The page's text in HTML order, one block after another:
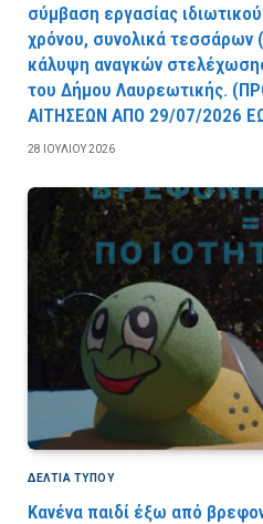
σύμβαση εργασίας
χρόνου, συνολικά τεσσάρων
κάλυψη αναγκών
του Δήμου Λαυρεωτικής.
AITHΣEΩN AΠO 29/07/2026
28 ΙΟΥΛΊΟΥ 2026
ΔΕΛΤΙΑ ΤΥΠΟΥ
Κανένα παιδί έξω από